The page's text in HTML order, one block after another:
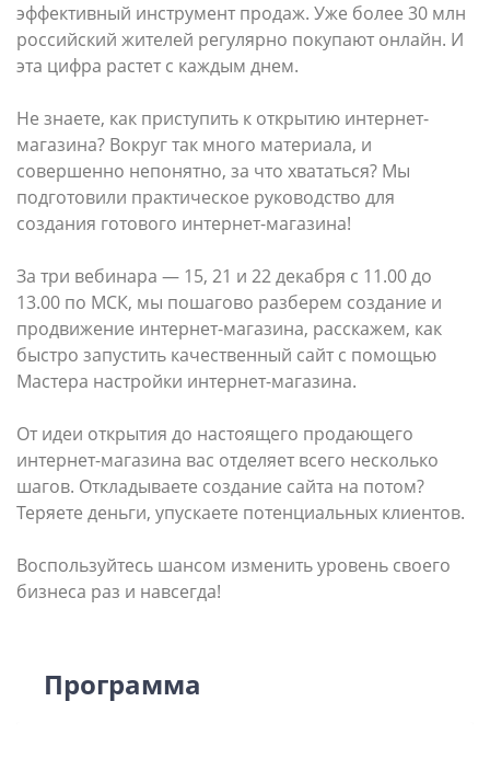
эффективный инструмент продаж. Уже более 30 млн
российский жителей регулярно покупают онлайн. И
эта цифра растет с каждым днем.
Не знаете, как приступить к открытию интернет-
магазина? Вокруг так много материала, и
совершенно непонятно, за что хвататься? Мы
подготовили практическое руководство для
создания готового интернет-магазина!
За три вебинара — 15, 21 и 22 декабря с 11.00 до
13.00 по МСК, мы пошагово разберем создание и
продвижение интернет-магазина, расскажем, как
быстро запустить качественный сайт с помощью
Мастера настройки интернет-магазина.
От идеи открытия до настоящего продающего
интернет-магазина вас отделяет всего несколько
шагов. Откладываете создание сайта на потом?
Теряете деньги, упускаете потенциальных клиентов.
Воспользуйтесь шансом изменить уровень своего
бизнеса раз и навсегда!
Программа